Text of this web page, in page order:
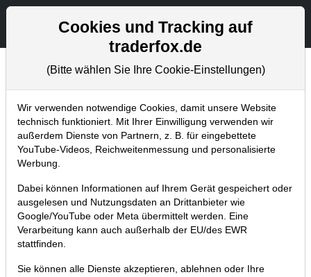
Aktien- und Artikelsuche
Chartanalysen
Home Blog Chartanalysen
Chartanalyse Airbnb: Darum ist die
Aktie trotz starken Zahlen noch
kein Kauf!
18.02.2023 um 10:55 Uhr | P. Uhlschmied
Cookies und Tracking auf
traderfox.de
(Bitte wählen Sie Ihre Cookie-Einstellungen)
Wir verwenden notwendige Cookies, damit unsere Website
technisch funktioniert. Mit Ihrer Einwilligung verwenden wir
außerdem Dienste von Partnern, z. B. für eingebettete
YouTube-Videos, Reichweitenmessung und personalisierte
Werbung.
Dabei können Informationen auf Ihrem Gerät gespeichert oder
ausgelesen und Nutzungsdaten an Drittanbieter wie
Google/YouTube oder Meta übermittelt werden. Eine
Verarbeitung kann auch außerhalb der EU/des EWR
stattfinden.
Sie können alle Dienste akzeptieren, ablehnen oder Ihre